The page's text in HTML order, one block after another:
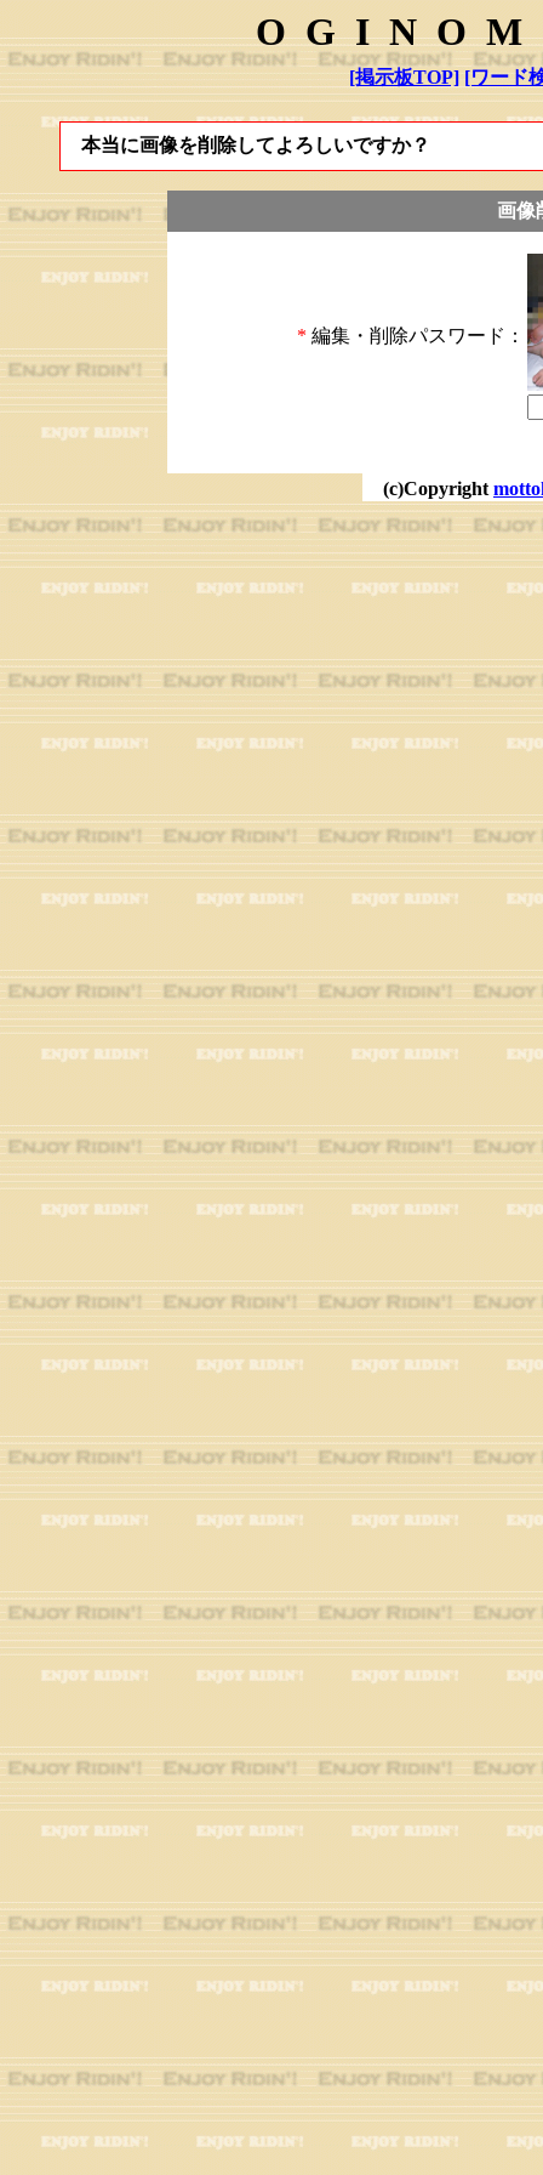
[掲示板TOP] [ワード
本当に画像を削除してよろしいですか？
画像
* 編集・削除パスワード：
(c)Copyright